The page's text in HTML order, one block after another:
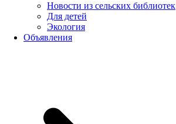
Новости из сельских библиотек
Для детей
Экология
Объявления